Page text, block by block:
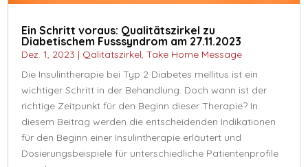
Ein Schritt voraus: Qualitätszirkel zu
Diabetischem Fusssyndrom am 27.11.2023
Dez. 1, 2023 | Qalitätszirkel ,Take Home Message
Die Insulintherapie bei Typ 2 Diabetes mellitus ist ein
wichtiger Schritt in der Behandlung. Doch wann ist der
richtige Zeitpunkt für den Beginn dieser Therapie? In
diesem Beitrag werden die entscheidenden Indikationen
für den Beginn einer Insulintherapie erläutert und
Dosierungsbeispiele für unterschiedliche Patientenprofile